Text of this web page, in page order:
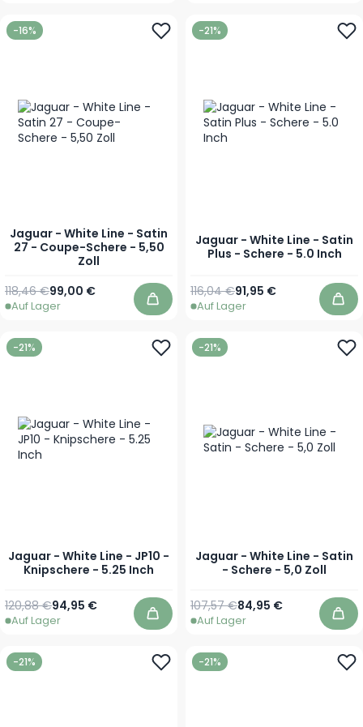
-16%
Jaguar - White Line - Satin
27 - Coupe-Schere - 5,50
Zoll
Sonderpreis
99,00 €
Regulärer Preis
118,46 €
Auf Lager In den Warenkorb
-21%
Jaguar - White Line - Satin
Plus - Schere - 5.0 Inch
Sonderpreis
91,95 €
Regulärer Preis
116,04 €
Auf Lager In
-21%
Jaguar - White Line - JP10 -
Knipschere - 5.25 Inch
Sonderpreis
94,95 €
Regulärer Preis
120,88 €
Auf Lager In den Warenkorb
-21%
Jaguar - White Line - Satin
- Schere - 5,0 Zoll
Sonderpreis
84,95 €
Regulärer Preis
107,57 €
Auf Lager In
-21% -21%